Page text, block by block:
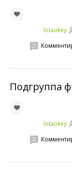
lolaokey
Подгруппа
lolaokey